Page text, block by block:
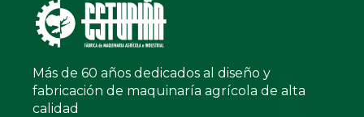
Más de 60 años dedicados al diseño y
fabricación de maquinaría agrícola de alta
calidad